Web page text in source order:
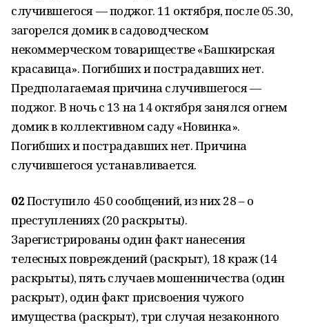
случившегося — поджог. 11 октября, после 05.30,
загорелся домик в садоводческом
некоммерческом товариществе «Башкирская
красавица». Погибших и пострадавших нет.
Предполагаемая причина случившегося —
поджог. В ночь с 13 на 14 октября занялся огнем
домик в коллективном саду «Новинка».
Погибших и пострадавших нет. Причина
случившегося устанавливается.
02Поступило 450 сообщений, из них 28 – о
преступлениях (20 раскрыты).
Зарегистрированы один факт нанесения
телесных повреждений (раскрыт), 18 краж (14
раскрыты), пять случаев мошенничества (один
раскрыт), один факт присвоения чужого
имущества (раскрыт), три случая незаконного